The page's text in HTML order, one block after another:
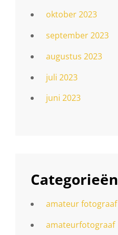
oktober 2023
september 2023
augustus 2023
juli 2023
juni 2023
Categorieën
amateur fotograaf
amateurfotograaf